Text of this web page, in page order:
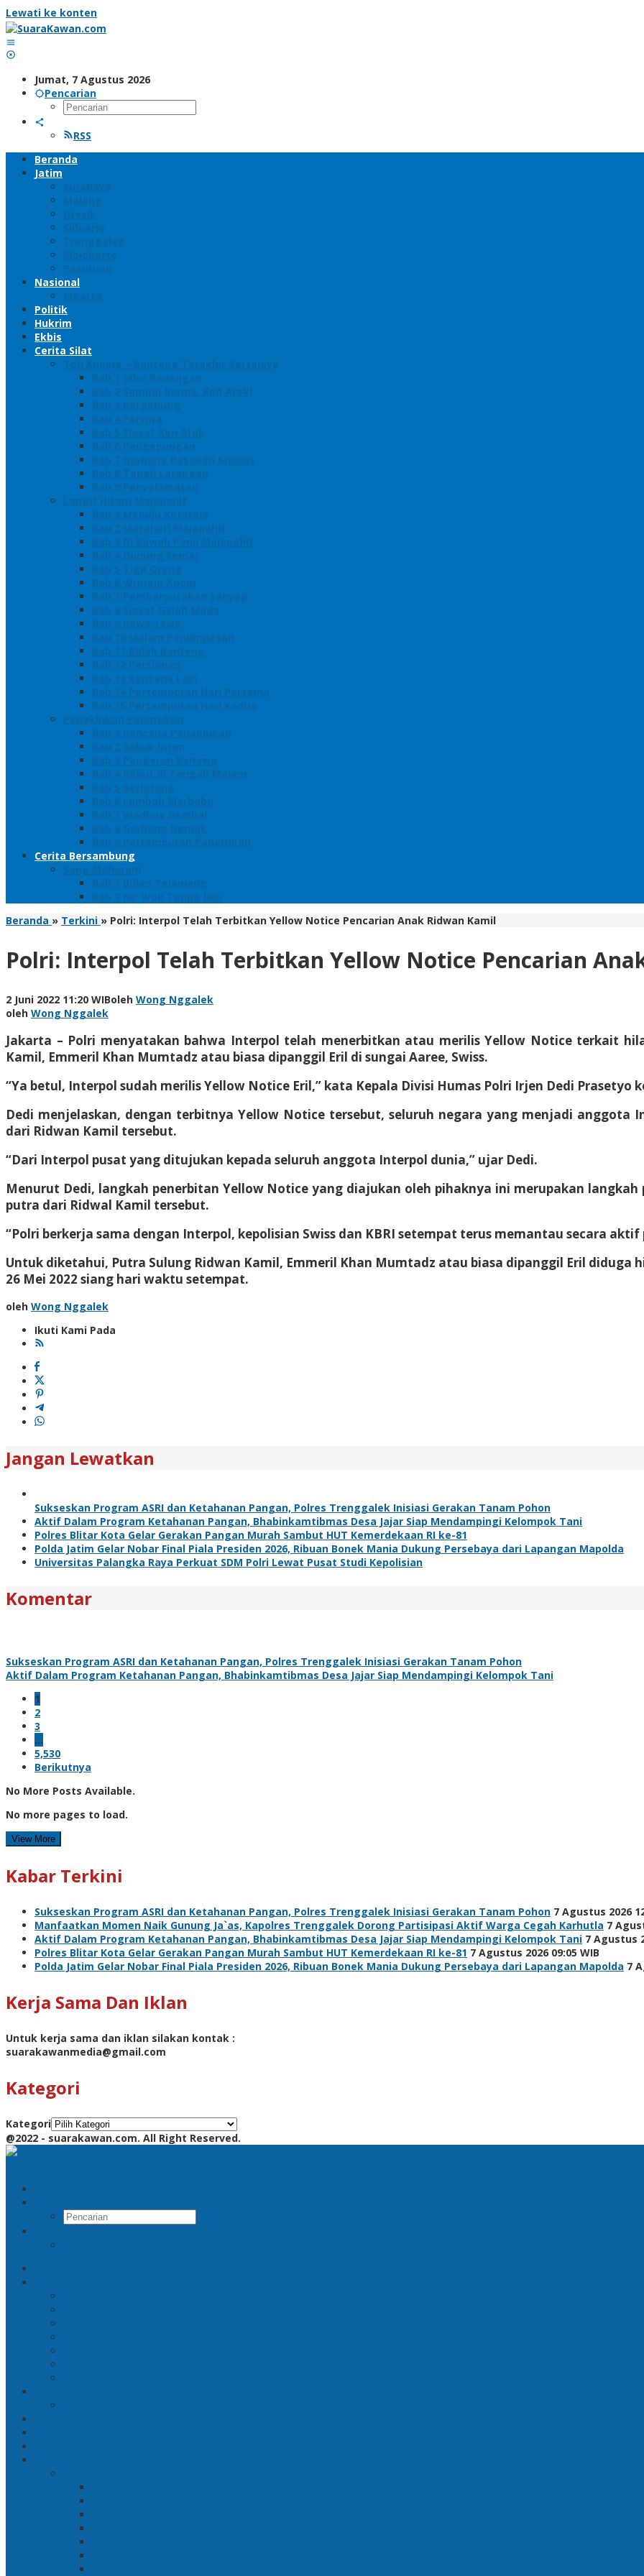
Lewati ke konten
Jumat, 7 Agustus 2026
Pencarian
RSS
Beranda
Jatim
Surabaya
Malang
Gresik
Sidoarjo
Trenggalek
Mojokerto
Pasuruan
Nasional
Jakarta
Politik
Hukrim
Ekbis
Cerita Silat
Toh Kuning – Benteng Terakhir Kertajaya
Bab 1 Jalur Banengan
Bab 2 Sampai Jumpa, Ken Arok!
Bab 3 Bergabung
Bab 4 Perwira
Bab 5 Siasat Ken Arok
Bab 6 Pengepungan
Bab 7 Gerbang Pasukan Khusus
Bab 8 Tanah Larangan
Bab 9 Penyelamatan
Langit Hitam Majapahit
Bab 1 Menuju Kotaraja
Bab 2 Matahari Majapahit
Bab 3 Di Bawah Panji Majapahit
Bab 4 Gunung Semar
Bab 5 Tiga Orang
Bab 6 Wringin Anom
Bab 7 Pemberontakan Senyap
Bab 8 Siasat Gajah Mada
Bab 9 Rawa-rawa
Bab 10 Malam Penumpasan
Bab 11 Bulak Banteng
Bab 12 Persiapan
Bab 13 Rencana Lain
Bab 14 Pertempuran Hari Pertama
Bab 15 Pertempuran Hari Kedua
Penaklukan Panarukan
Bab 1 Rencana Penaklukan
Bab 2 Sabuk Inten
Bab 3 Pangeran Benawa
Bab 4 Kabut di Tengah Malam
Bab 5 Berhitung
Bab 6 Lembah Merbabu
Bab 7 Wedhus Gembel
Bab 8 Gerbang Demak
Bab 9 Pertempuran Panarukan
Cerita Bersambung
Sang Maharani
Bab 1 Bulan Telanjang
Bab 2 Nir Wuk Tanpa Jalu
Beranda » Terkini » Polri: Interpol Telah Terbitkan Yellow Notice Pencarian Anak Ridwan Kamil
Polri: Interpol Telah Terbitkan Yellow Notice Pencarian
2 Juni 2022 11:20 WIBoleh Wong Nggalek
oleh Wong Nggalek
Jakarta – Polri menyatakan bahwa Interpol telah menerbitkan atau merilis Yellow Notice terkait
Kamil, Emmeril Khan Mumtadz atau biasa dipanggil Eril di sungai Aaree, Swiss.
“Ya betul, Interpol sudah merilis Yellow Notice Eril,” kata Kepala Divisi Humas Polri Irjen Dedi Prasetyo
Dedi menjelaskan, dengan terbitnya Yellow Notice tersebut, seluruh negara yang menjadi
dari Ridwan Kamil tersebut.
“Dari Interpol pusat yang ditujukan kepada seluruh anggota Interpol dunia,” ujar Dedi.
Menurut Dedi, langkah penerbitan Yellow Notice yang diajukan oleh pihaknya ini merupakan
putra dari Ridwal Kamil tersebut.
“Polri berkerja sama dengan Interpol, kepolisian Swiss dan KBRI setempat terus memantau secara
Untuk diketahui, Putra Sulung Ridwan Kamil, Emmeril Khan Mumtadz atau biasa dipanggil Eril diduga
26 Mei 2022 siang hari waktu setempat.
oleh Wong Nggalek
Ikuti Kami Pada
Jangan Lewatkan
Sukseskan Program ASRI dan Ketahanan Pangan, Polres Trenggalek Inisiasi Gerakan Tanam Pohon
Aktif Dalam Program Ketahanan Pangan, Bhabinkamtibmas Desa Jajar Siap Mendampingi Kelompok Tani
Polres Blitar Kota Gelar Gerakan Pangan Murah Sambut HUT Kemerdekaan RI ke-81
Polda Jatim Gelar Nobar Final Piala Presiden 2026, Ribuan Bonek Mania Dukung Persebaya dari Lapangan Mapolda
Universitas Palangka Raya Perkuat SDM Polri Lewat Pusat Studi Kepolisian
Komentar
Sukseskan Program ASRI dan Ketahanan Pangan, Polres Trenggalek Inisiasi Gerakan Tanam Pohon
Aktif Dalam Program Ketahanan Pangan, Bhabinkamtibmas Desa Jajar Siap Mendampingi Kelompok Tani
1
2
3
…
5,530
Berikutnya
No More Posts Available.
No more pages to load.
View More
Kabar Terkini
Sukseskan Program ASRI dan Ketahanan Pangan, Polres Trenggalek Inisiasi Gerakan Tanam Pohon 7 Agustus 2026
Manfaatkan Momen Naik Gunung Ja`as, Kapolres Trenggalek Dorong Partisipasi Aktif Warga Cegah Karhutla 7
Aktif Dalam Program Ketahanan Pangan, Bhabinkamtibmas Desa Jajar Siap Mendampingi Kelompok Tani 7 Agustus
Polres Blitar Kota Gelar Gerakan Pangan Murah Sambut HUT Kemerdekaan RI ke-81 7 Agustus 2026 09:05 WIB
Polda Jatim Gelar Nobar Final Piala Presiden 2026, Ribuan Bonek Mania Dukung Persebaya dari Lapangan Mapolda 7
Kerja Sama Dan Iklan
Untuk kerja sama dan iklan silakan kontak :
suarakawanmedia@gmail.com
Kategori
Kategori
@2022 - suarakawan.com. All Right Reserved.